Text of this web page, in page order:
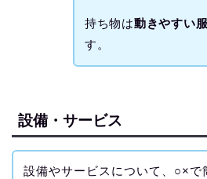
持ち物は動きやすい
す。
設備・サービス
設備やサービスについて、○×で